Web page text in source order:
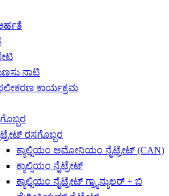
ನಾಟಿ
ಫಲೀಕರಣ ಕಾರ್ಯಕ್ರಮ
ರಸಗೊಬ್ಬರ
ಕ್ಯಾಲ್ಸಿಯಂ ಅಮೋನಿಯಂ ನೈಟ್ರೇಟ್ (CAN)
ಕ್ಯಾಲ್ಸಿಯಂ ನೈಟ್ರೇಟ್
ಕ್ಯಾಲ್ಸಿಯಂ ನೈಟ್ರೇಟ್ ಗ್ರ್ಯಾನ್ಯುಲರ್ + ಬಿ